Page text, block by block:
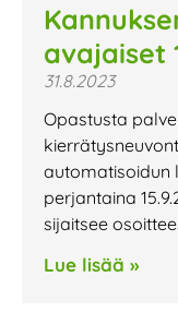
avajaiset
31.8.2023
Opastusta
automatisoidun
perjantaina
sijaitsee
Lue lisää »